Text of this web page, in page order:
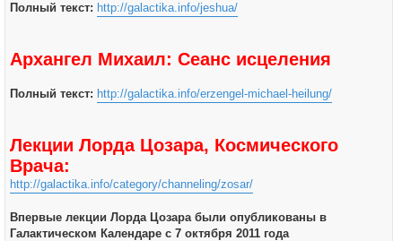
Полный текст: http://galactika.info/jeshua/
Архангел Михаил: Сеанс исцеления
Полный текст: http://galactika.info/erzengel-michael-heilung/
Лекции Лорда Цозара, Космического
Врача:
http://galactika.info/category/channeling/zosar/
Впервые лекции Лорда Цозара были опубликованы в
Галактическом Календаре с 7 октября 2011 года